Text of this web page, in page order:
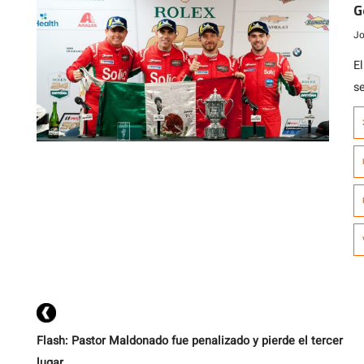
y
Flash: Pastor Maldonado fue penalizado y pierde el tercer